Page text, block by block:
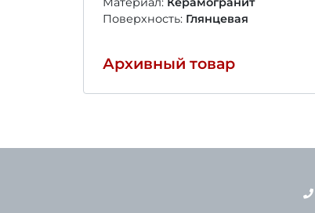
Поверхность: Глянцевая
Архивный товар